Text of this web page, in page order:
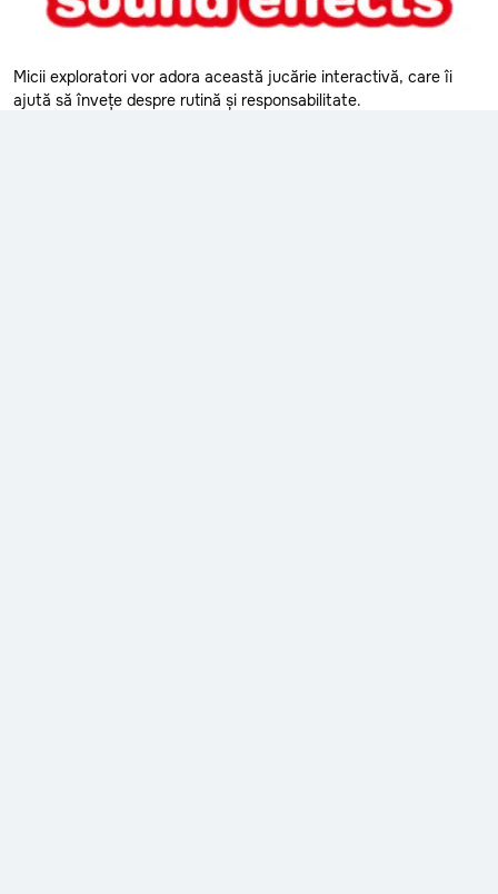
Micii exploratori vor adora această jucărie interactivă, care îi
ajută să învețe despre rutină și responsabilitate.
de Baie
Mișcare și
Coordonare
Telenesti
Ungheni
Vulcanesti